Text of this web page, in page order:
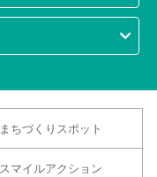
まちづくりスポット
スマイルアクション